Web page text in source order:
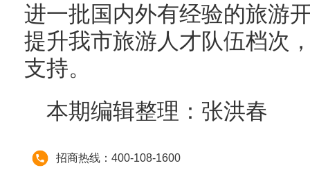
进一批国内外有经验的旅游
提升我市旅游人才队伍档次
支持。
本期编辑整理：张洪春
招商热线：400-108-1600